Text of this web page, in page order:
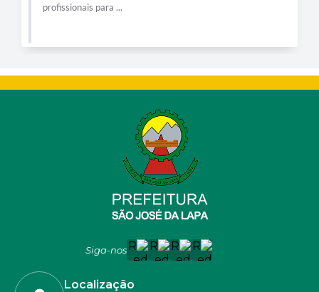
profissionais para ...
Siga-nos
Localização